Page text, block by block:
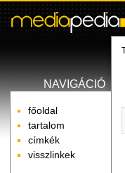
NAVIGÁCIÓ
főoldal
tartalom
címkék
visszlinkek